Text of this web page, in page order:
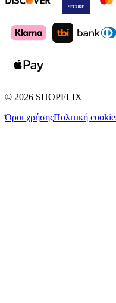
© 2026 SHOPFLIX
Όροι χρήσηςΠολιτική